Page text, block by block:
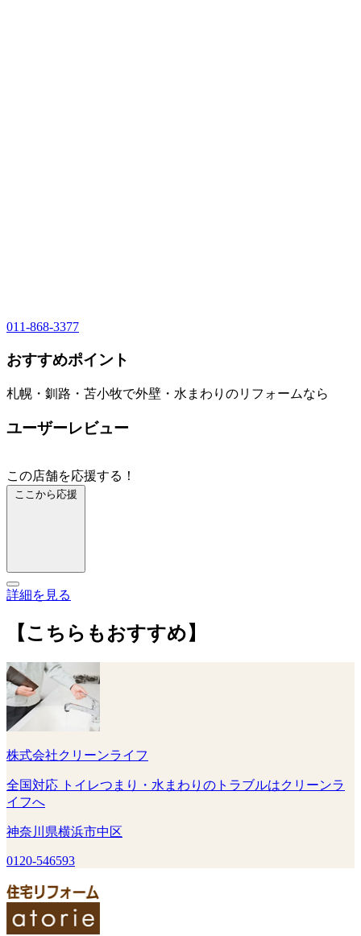
011-868-3377
おすすめポイント
札幌・釧路・苫小牧で外壁・水まわりのリフォームなら
ユーザーレビュー
この店舗を応援する！
ここから応援
詳細を見る
【こちらもおすすめ】
株式会社クリーンライフ
全国対応 トイレつまり・水まわりのトラブルはクリーンラ
イフへ
神奈川県横浜市中区
0120-546593